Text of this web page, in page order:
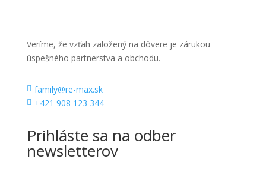
Veríme, že vzťah založený na dôvere je zárukou
úspešného partnerstva a obchodu.
 family@re-max.sk
 +421 908 123 344
Prihláste sa na odber
newsletterov